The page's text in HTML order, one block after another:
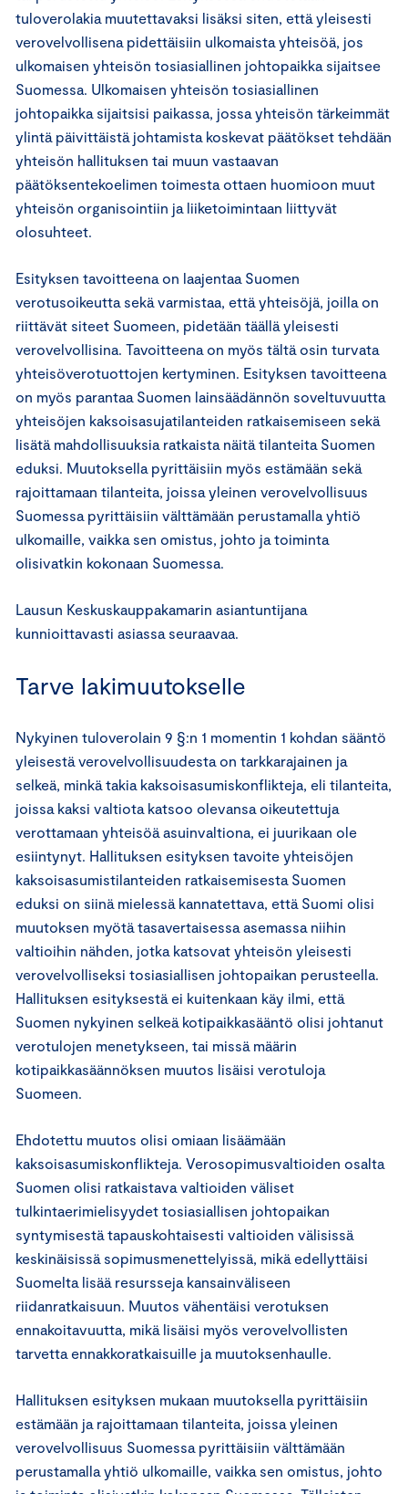
tuloverolakia muutettavaksi lisäksi siten, että yleisesti
verovelvollisena pidettäisiin ulkomaista yhteisöä, jos
ulkomaisen yhteisön tosiasiallinen johtopaikka sijaitsee
Suomessa. Ulkomaisen yhteisön tosiasiallinen
johtopaikka sijaitsisi paikassa, jossa yhteisön tärkeimmät
ylintä päivittäistä johtamista koskevat päätökset tehdään
yhteisön hallituksen tai muun vastaavan
päätöksentekoelimen toimesta ottaen huomioon muut
yhteisön organisointiin ja liiketoimintaan liittyvät
olosuhteet.
Esityksen tavoitteena on laajentaa Suomen
verotusoikeutta sekä varmistaa, että yhteisöjä, joilla on
riittävät siteet Suomeen, pidetään täällä yleisesti
verovelvollisina. Tavoitteena on myös tältä osin turvata
yhteisöverotuottojen kertyminen. Esityksen tavoitteena
on myös parantaa Suomen lainsäädännön soveltuvuutta
yhteisöjen kaksoisasujatilanteiden ratkaisemiseen sekä
lisätä mahdollisuuksia ratkaista näitä tilanteita Suomen
eduksi. Muutoksella pyrittäisiin myös estämään sekä
rajoittamaan tilanteita, joissa yleinen verovelvollisuus
Suomessa pyrittäisiin välttämään perustamalla yhtiö
ulkomaille, vaikka sen omistus, johto ja toiminta
olisivatkin kokonaan Suomessa.
Lausun Keskuskauppakamarin asiantuntijana
kunnioittavasti asiassa seuraavaa.
Tarve lakimuutokselle
Nykyinen tuloverolain 9 §:n 1 momentin 1 kohdan sääntö
yleisestä verovelvollisuudesta on tarkkarajainen ja
selkeä, minkä takia kaksoisasumiskonflikteja, eli tilanteita,
joissa kaksi valtiota katsoo olevansa oikeutettuja
verottamaan yhteisöä asuinvaltiona, ei juurikaan ole
esiintynyt. Hallituksen esityksen tavoite yhteisöjen
kaksoisasumistilanteiden ratkaisemisesta Suomen
eduksi on siinä mielessä kannatettava, että Suomi olisi
muutoksen myötä tasavertaisessa asemassa niihin
valtioihin nähden, jotka katsovat yhteisön yleisesti
verovelvolliseksi tosiasiallisen johtopaikan perusteella.
Hallituksen esityksestä ei kuitenkaan käy ilmi, että
Suomen nykyinen selkeä kotipaikkasääntö olisi johtanut
verotulojen menetykseen, tai missä määrin
kotipaikkasäännöksen muutos lisäisi verotuloja
Suomeen.
Ehdotettu muutos olisi omiaan lisäämään
kaksoisasumiskonflikteja. Verosopimusvaltioiden osalta
Suomen olisi ratkaistava valtioiden väliset
tulkintaerimielisyydet tosiasiallisen johtopaikan
syntymisestä tapauskohtaisesti valtioiden välisissä
keskinäisissä sopimusmenettelyissä, mikä edellyttäisi
Suomelta lisää resursseja kansainväliseen
riidanratkaisuun. Muutos vähentäisi verotuksen
ennakoitavuutta, mikä lisäisi myös verovelvollisten
tarvetta ennakkoratkaisuille ja muutoksenhaulle.
Hallituksen esityksen mukaan muutoksella pyrittäisiin
estämään ja rajoittamaan tilanteita, joissa yleinen
verovelvollisuus Suomessa pyrittäisiin välttämään
perustamalla yhtiö ulkomaille, vaikka sen omistus, johto